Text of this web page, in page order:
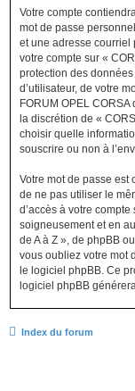
Votre compte
mot de passe
et une adresse courriel
votre compte sur «
protection des
d’utilisateur, de votre
FORUM OPEL
la discrétion de «
choisir quelle
souscrire ou non à
Votre mot de passe est
de ne pas utiliser le
d’accès à votre
soigneusement et en
de A à Z », de phpBB
vous oubliez votre mot
le logiciel phpBB. Ce
logiciel phpBB
Index du forum